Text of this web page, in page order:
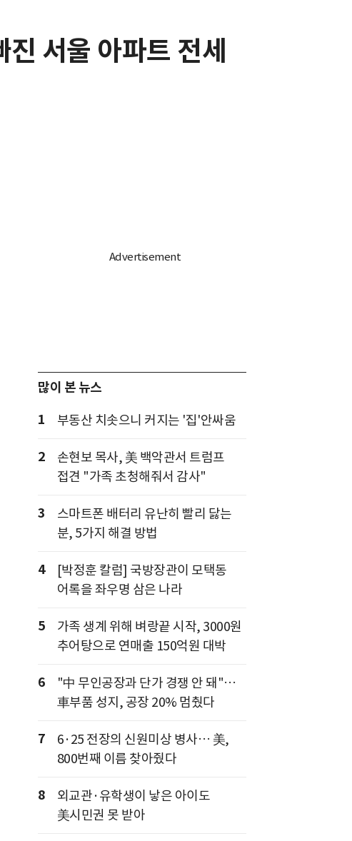
서울 아파트 전세
많이 본 뉴스
1
부동산 치솟으니 커지는 '집'안싸움
2
손현보 목사, 美 백악관서 트럼프
접견 "가족 초청해줘서 감사"
3
스마트폰 배터리 유난히 빨리 닳는
분, 5가지 해결 방법
4
[박정훈 칼럼] 국방장관이 모택동
어록을 좌우명 삼은 나라
5
가족 생계 위해 벼랑끝 시작, 3000원
추어탕으로 연매출 150억원 대박
6
"中 무인공장과 단가 경쟁 안 돼"…
車부품 성지, 공장 20% 멈췄다
7
6·25 전장의 신원미상 병사… 美,
800번째 이름 찾아줬다
8
외교관·유학생이 낳은 아이도
美시민권 못 받아